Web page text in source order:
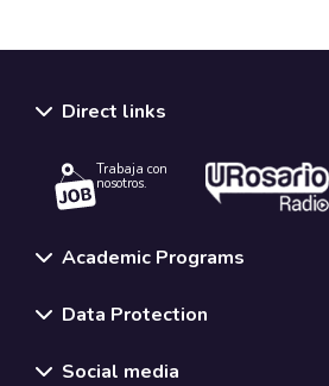
Direct links
Trabaja con
nosotros.
Academic Programs
Data Protection
Social media